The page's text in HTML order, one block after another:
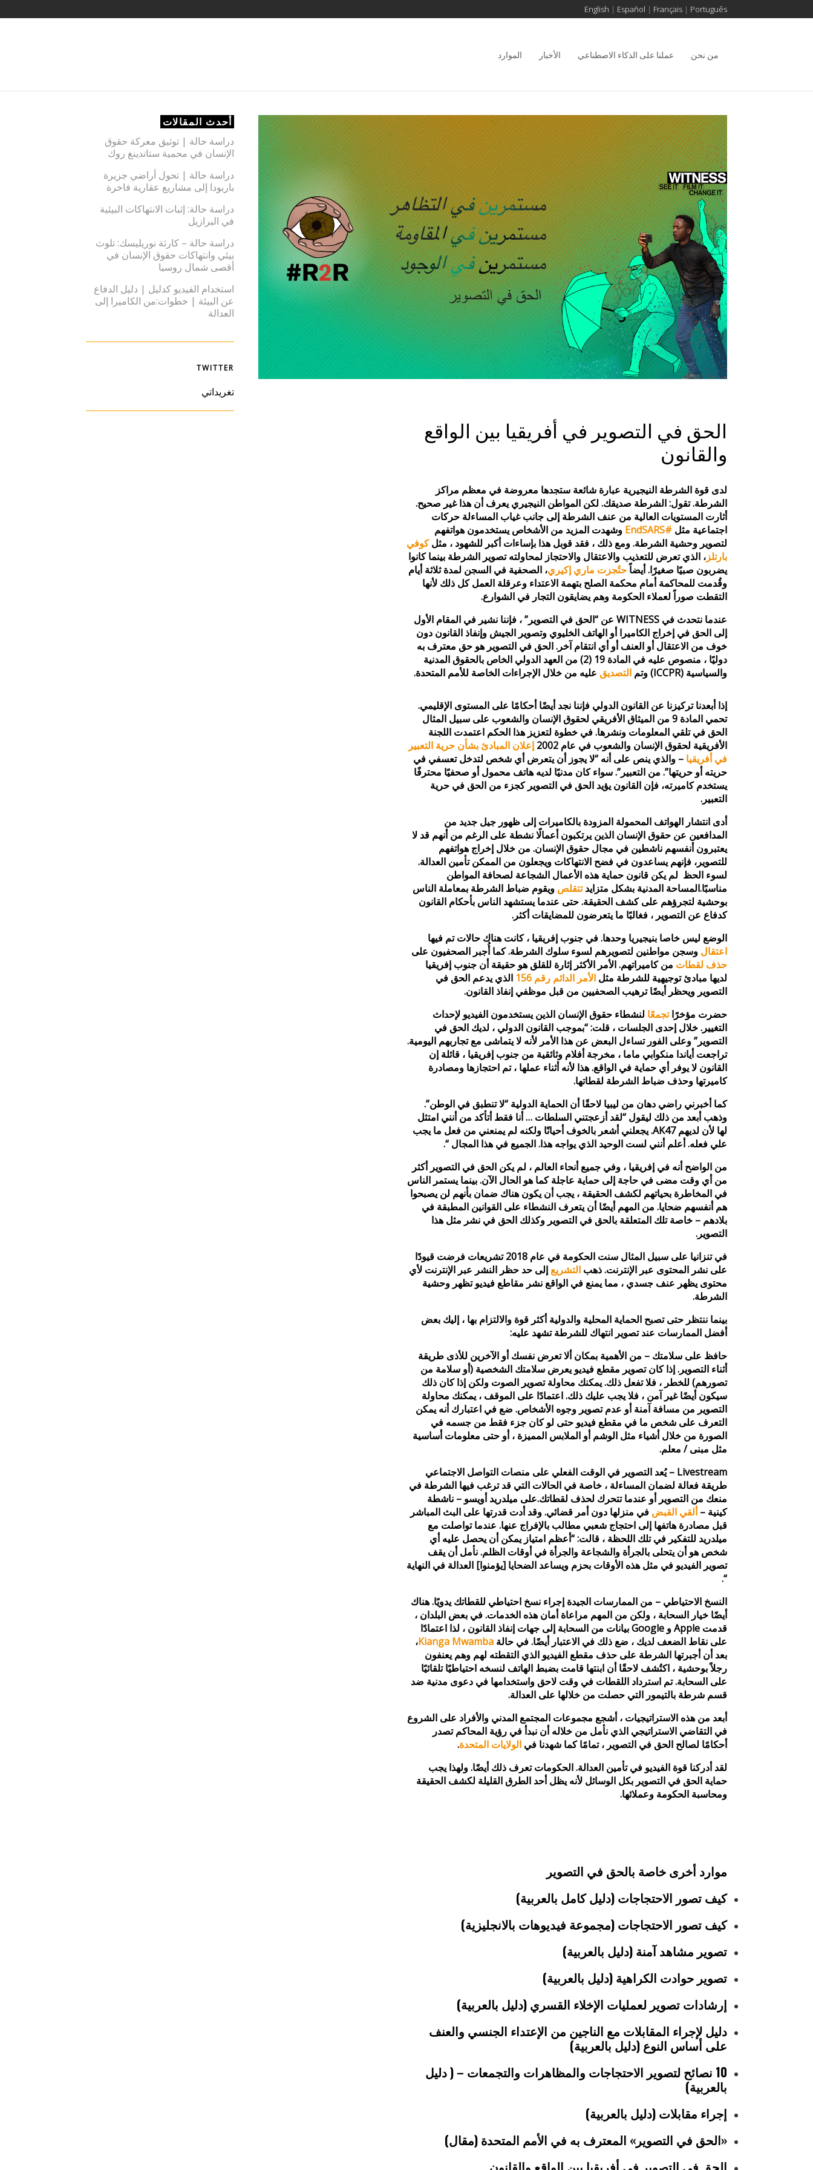
English | Español | Français | Português
الموارد الأخبار عملنا على الذكاء الاصطناعي من نحن
أحدث المقالات
دراسة حالة | توثيق معركة حقوق
الإنسان في محمية ستاندينغ روك
دراسة حالة | تحول أراضي جزيرة
باربودا إلى مشاريع عقارية فاخرة
دراسة حالة: إثبات الانتهاكات البيئية
في البرازيل
دراسة حالة – كارثة نوريليسك: تلوث
بيئي وانتهاكات حقوق الإنسان في
أقصى شمال روسيا
استخدام الفيديو كدليل | دليل الدفاع
عن البيئة | خطوات:من الكاميرا إلى
العدالة
TWITTER
تغريداتي
الحق في التصوير في أفريقيا بين الواقع
والقانون
لدى قوة الشرطة النيجيرية عبارة شائعة ستجدها معروضة في معظم مراكز
الشرطة. تقول: الشرطة صديقك. لكن المواطن النيجيري يعرف أن هذا غير صحيح.
أثارت المستويات العالية من عنف الشرطة إلى جانب غياب المساءلة حركات
اجتماعية مثل #EndSARS
وشهدت المزيد من الأشخاص يستخدمون هواتفهم
لتصوير وحشية الشرطة. ومع ذلك ، فقد قوبل هذا بإساءات أكبر للشهود ، مثلكوفي
بارتلز، الذي تعرض للتعذيب والاعتقال والاحتجاز لمحاولته تصوير الشرطة بينما كانوا
يضربون صبيًا صغيرًا. أيضاًحتُجزت ماري إكيري، الصحفية في السجن لمدة ثلاثة أيام
وقُدمت للمحاكمة أمام محكمة الصلح بتهمة الاعتداء وعرقلة العمل كل ذلك لأنها
التقطت صوراً لعملاء الحكومة وهم يضايقون التجار في الشوارع.
عندما نتحدث في WITNESS عن “الحق في التصوير” ، فإننا نشير في المقام الأول
إلى الحق في إخراج الكاميرا أو الهاتف الخليوي وتصوير الجيش وإنفاذ القانون دون
خوف من الاعتقال أو العنف أو أي انتقام آخر. الحق في التصوير هو حق معترف به
دوليًا ، منصوص عليه في المادة 19 (2) من العهد الدولي الخاص بالحقوق المدنية
والسياسية (ICCPR) وتم
التصديق عليه من خلال الإجراءات الخاصة للأمم المتحدة.
إذا أبعدنا تركيزنا عن القانون الدولي فإننا نجد أيضًا أحكامًا على المستوى الإقليمي.
تحمي المادة 9 من الميثاق الأفريقي لحقوق الإنسان والشعوب على سبيل المثال
الحق في تلقي المعلومات ونشرها. في خطوة لتعزيز هذا الحكم اعتمدت اللجنة
الأفريقية لحقوق الإنسان والشعوب في عام 2002
إعلان المبادئ بشأن حرية التعبير
في أفريقيا – والذي ينص على أنه “لا يجوز أن يتعرض أي شخص لتدخل تعسفي في
حريته أو حريتها”. من التعبير”. سواء كان مدنيًا لديه هاتف محمول أو صحفيًا محترفًا
يستخدم كاميرته، فإن القانون يؤيد الحق في التصوير كجزء من الحق في حرية
التعبير.
أدى انتشار الهواتف المحمولة المزودة بالكاميرات إلى ظهور جيل جديد من
المدافعين عن حقوق الإنسان الذين يرتكبون أعمالًا نشطة على الرغم من أنهم قد لا
يعتبرون أنفسهم ناشطين في مجال حقوق الإنسان. من خلال إخراج هواتفهم
للتصوير، فإنهم يساعدون في فضح الانتهاكات ويجعلون من الممكن تأمين العدالة.
لسوء الحظ لم يكن قانون حماية هذه الأعمال الشجاعة لصحافة المواطن
مناسبًا.المساحة المدنية بشكل متزايدتتقلص ويقوم ضباط الشرطة بمعاملة الناس
بوحشية لتجرؤهم على كشف الحقيقة. حتى عندما يستشهد الناس بأحكام القانون
كدفاع عن التصوير ، فغالبًا ما يتعرضون للمضايقات أكثر.
الوضع ليس خاصا بنيجيريا وحدها. في جنوب إفريقيا ، كانت هناك حالات تم فيها
اعتقال وسجن مواطنين لتصويرهم لسوء سلوك الشرطة. كما أُجبر الصحفيون على
حذف لقطات من كاميراتهم. الأمر الأكثر إثارة للقلق هو حقيقة أن جنوب إفريقيا
لديها مبادئ توجيهية للشرطة مثل الأمر الدائم رقم 156
الذي يدعم الحق في
التصوير ويحظر أيضًا ترهيب الصحفيين من قبل موظفي إنفاذ القانون.
حضرت مؤخرًاتجمعًا لنشطاء حقوق الإنسان الذين يستخدمون الفيديو لإحداث
التغيير. خلال إحدى الجلسات ، قلت: “بموجب القانون الدولي ، لديك الحق في
التصوير” وعلى الفور تساءل البعض عن هذا الأمر لأنه لا يتماشى مع تجاربهم اليومية.
تراجعت أياندا منكوابي ماما ، مخرجة أفلام وثائقية من جنوب إفريقيا ، قائلة إن
القانون لا يوفر أي حماية في الواقع. هذا لأنه أثناء عملها ، تم احتجازها ومصادرة
كاميرتها وحذف ضباط الشرطة لقطاتها.
كما أخبرني راضي دهان من ليبيا لاحقًا أن الحماية الدولية “لا تنطبق في الوطن”.
وذهب أبعد من ذلك ليقول “لقد أزعجتني السلطات … أنا فقط أتأكد من أنني امتثل
لها لأن لديهم AK47. يجعلني أشعر بالخوف أحيانًا ولكنه لم يمنعني من فعل ما يجب
علي فعله. أعلم أنني لست الوحيد الذي يواجه هذا. الجميع في هذا المجال “.
من الواضح أنه في إفريقيا ، وفي جميع أنحاء العالم ، لم يكن الحق في التصوير أكثر
من أي وقت مضى في حاجة إلى حماية عاجلة كما هو الحال الآن. بينما يستمر الناس
في المخاطرة بحياتهم لكشف الحقيقة ، يجب أن يكون هناك ضمان بأنهم لن يصبحوا
هم أنفسهم ضحايا. من المهم أيضًا أن يتعرف النشطاء على القوانين المطبقة في
بلادهم – خاصة تلك المتعلقة بالحق في التصوير وكذلك الحق في نشر مثل هذا
التصوير.
في تنزانيا على سبيل المثال سنت الحكومة في عام 2018 تشريعات فرضت قيودًا
على نشر المحتوى عبر الإنترنت. ذهب التشريع إلى حد حظر النشر عبر الإنترنت لأي
محتوى يظهر عنف جسدي ، مما يمنع في الواقع نشر مقاطع فيديو تظهر وحشية
الشرطة.
بينما ننتظر حتى تصبح الحماية المحلية والدولية أكثر قوة والالتزام بها ، إليك بعض
أفضل الممارسات عند تصوير انتهاك للشرطة تشهد عليه:
حافظ على سلامتك – من الأهمية بمكان ألا تعرض نفسك أو الآخرين للأذى طريقة
أثناء التصوير. إذا كان تصوير مقطع فيديو يعرض سلامتك الشخصية (أو سلامة من
تصورهم) للخطر ، فلا تفعل ذلك. يمكنك محاولة تصوير الصوت ولكن إذا كان ذلك
سيكون أيضًا غير آمن ، فلا يجب عليك ذلك. اعتمادًا على الموقف ، يمكنك محاولة
التصوير من مسافة آمنة أو عدم تصوير وجوه الأشخاص. ضع في اعتبارك أنه يمكن
التعرف على شخص ما في مقطع فيديو حتى لو كان جزء فقط من جسمه في
الصورة من خلال أشياء مثل الوشم أو الملابس المميزة ، أو حتى معلومات أساسية
مثل مبنى / معلم.
Livestream – يُعد التصوير في الوقت الفعلي على منصات التواصل الاجتماعي
طريقة فعالة لضمان المساءلة ، خاصة في الحالات التي قد ترغب فيها الشرطة في
منعك من التصوير أو عندما تتحرك لحذف لقطاتك.على ميلدريد أويسو – ناشطة
كينية –ألقي القبض في منزلها دون أمر قضائي. وقد أدت قدرتها على البث المباشر
قبل مصادرة هاتفها إلى احتجاج شعبي مطالب بالإفراج عنها. عندما تواصلت مع
ميلدريد للتفكير في تلك اللحظة ، قالت: “أعظم امتياز يمكن أن يحصل عليه أي
شخص هو أن يتحلى بالجرأة والشجاعة والجرأة في أوقات الظلم. نأمل أن يقف
تصوير الفيديو في مثل هذه الأوقات بحزم ويساعد الضحايا [يؤمنوا] العدالة في النهاية
“.
النسخ الاحتياطي – من الممارسات الجيدة إجراء نسخ احتياطي للقطاتك يدويًا. هناك
أيضًا خيار السحابة ، ولكن من المهم مراعاة أمان هذه الخدمات. في بعض البلدان ،
قدمت Apple و Google بيانات من السحابة إلى جهات إنفاذ القانون ، لذا اعتمادًا
على نقاط الضعف لديك ، ضع ذلك في الاعتبار أيضًا. في حالة Kianga Mwamba،
بعد أن أجبرتها الشرطة على حذف مقطع الفيديو الذي التقطته لهم وهم يعنفون
رجلاً بوحشية ، اكتُشف لاحقًا أن ابنتها قامت بضبط الهاتف لنسخه احتياطيًا تلقائيًا
على السحابة. تم استرداد اللقطات في وقت لاحق واستخدامها في دعوى مدنية ضد
قسم شرطة بالتيمور التي حصلت من خلالها على العدالة.
أبعد من هذه الاستراتيجيات ، أشجع مجموعات المجتمع المدني والأفراد على الشروع
في التقاضي الاستراتيجي الذي نأمل من خلاله أن نبدأ في رؤية المحاكم تصدر
أحكامًا لصالح الحق في التصوير ، تمامًا كما شهدنا في الولايات المتحدة.
لقد أدركنا قوة الفيديو في تأمين العدالة. الحكومات تعرف ذلك أيضًا. ولهذا يجب
حماية الحق في التصوير بكل الوسائل لأنه يظل أحد الطرق القليلة لكشف الحقيقة
ومحاسبة الحكومة وعملائها.
موارد أخرى خاصة بالحق في التصوير
كيف تصور الاحتجاجات (دليل كامل بالعربية)
كيف تصور الاحتجاجات (مجموعة فيديوهات بالانجليزية)
تصوير مشاهد آمنة (دليل بالعربية)
تصوير حوادت الكراهية (دليل بالعربية)
إرشادات تصوير لعمليات الإخلاء القسري (دليل بالعربية)
دليل لإجراء المقابلات مع الناجين من الإعتداء الجنسي والعنف
على أساس النوع (دليل بالعربية)
10 نصائح لتصوير الاحتجاجات والمظاهرات والتجمعات – ( دليل
بالعربية)
إجراء مقابلات (دليل بالعربية)
«الحق في التصوير» المعترف به في الأمم المتحدة (مقال)
الحق في التصوير في أفريقيا بين الواقع والقانون